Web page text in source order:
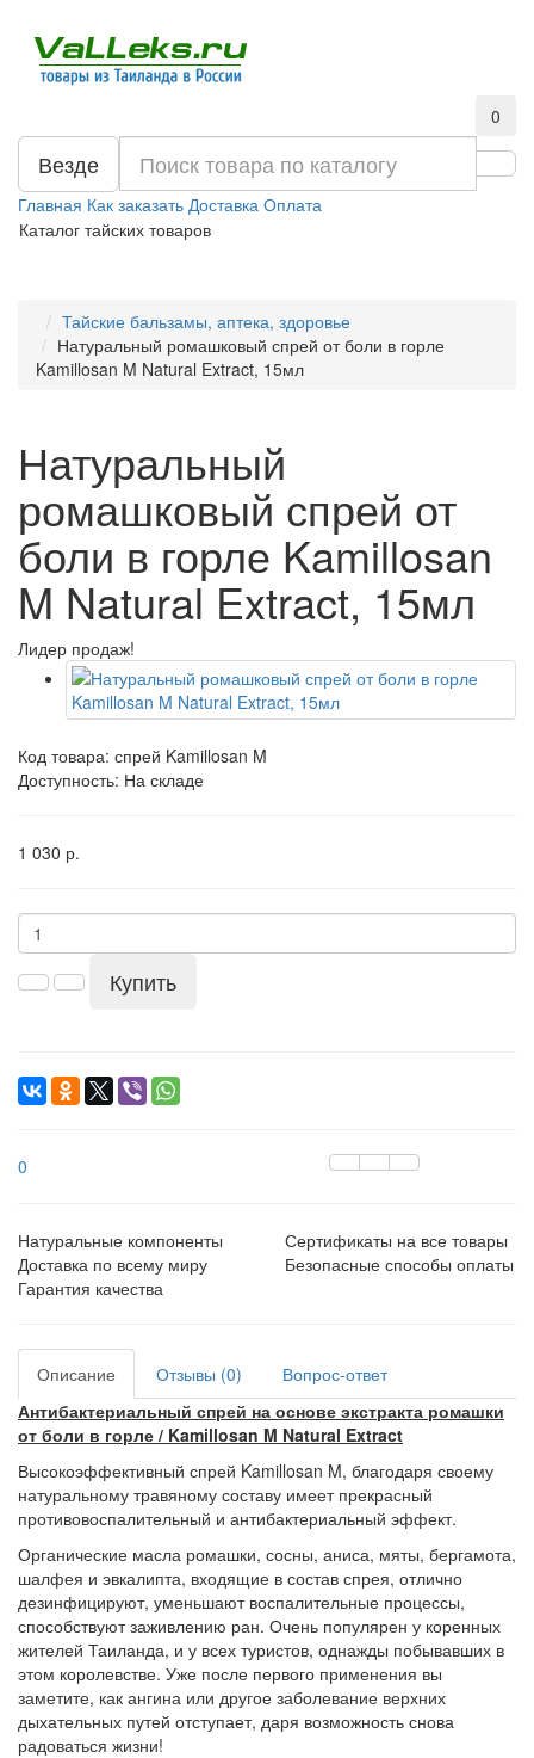
0
Везде
Главная Как заказать Доставка Оплата
Каталог тайских товаров
Тайские бальзамы, аптека, здоровье
Натуральный ромашковый спрей от боли в горле
Kamillosan M Natural Extract, 15мл
Натуральный
ромашковый спрей от
боли в горле Kamillosan
M Natural Extract, 15мл
Лидер продаж!
Код товара: спрей Kamillosan M
Доступность: На складе
1 030 р.
Купить
0
Натуральные компоненты
Сертификаты на все товары
Доставка по всему миру
Безопасные способы оплаты
Гарантия качества
Описание Отзывы (0)
Вопрос-ответ
Антибактериальный спрей на основе экстракта ромашки
от боли в горле / Kamillosan M Natural Extract
Высокоэффективный спрей Kamillosan M, благодаря своему
натуральному травяному составу имеет прекрасный
противовоспалительный и антибактериальный эффект.
Органические масла ромашки, сосны, аниса, мяты, бергамота,
шалфея и эвкалипта, входящие в состав спрея, отлично
дезинфицируют, уменьшают воспалительные процессы,
способствуют заживлению ран. Очень популярен у коренных
жителей Таиланда, и у всех туристов, однажды побывавших в
этом королевстве. Уже после первого применения вы
заметите, как ангина или другое заболевание верхних
дыхательных путей отступает, даря возможность снова
радоваться жизни!